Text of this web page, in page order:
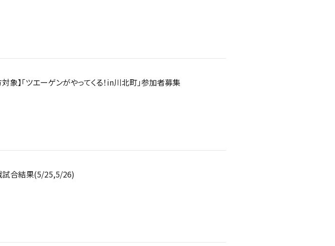
象】「ツエーゲンがやってくる！in川北町」参加者募集
試合結果(5/25,5/26)